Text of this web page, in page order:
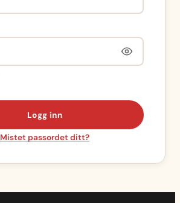
Logg inn
Mistet passordet ditt?